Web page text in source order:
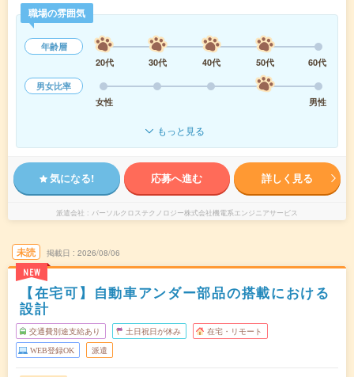
職場の雰囲気
年齢層
20代
30代 40代 50代
60代
男女比率
女性
男性
もっと見る
気になる! 応募へ進む 詳しく見る
派遣会社 パーソルクロステクノロジー株式会社機電系エンジニアサービス
未読
NEW
掲載日 2026/08/06
【在宅可】自動車アンダー部品の搭載における
設計
交通費別途支給あり 土日祝日が休み 在宅・リモート
WEB登録OK 派遣